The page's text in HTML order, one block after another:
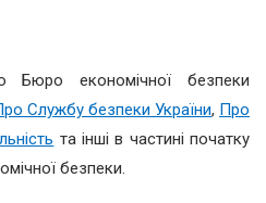
Бюро економічної безпеки
Службу безпеки України, Про
та інші в частині початку
безпеки.